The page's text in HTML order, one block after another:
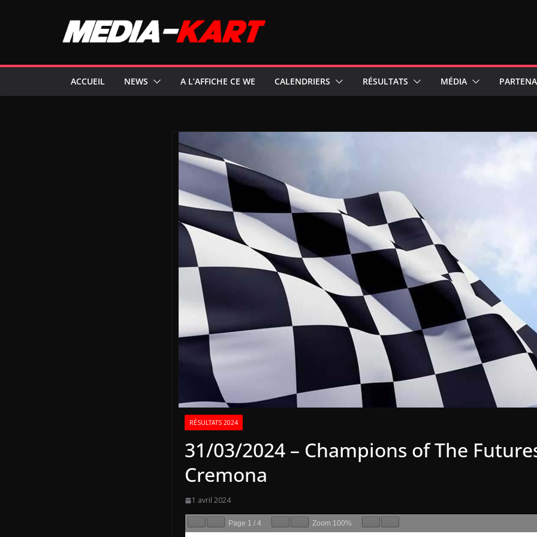
ACCUEIL NEWS A L’AFFICHE CE WE CALENDRIERS RÉSULTATS MÉDIA
RÉSULTATS 2024
31/03/2024 – Champions of The
Cremona
1 avril 2024
Page 1 / 4 Zoom 100%